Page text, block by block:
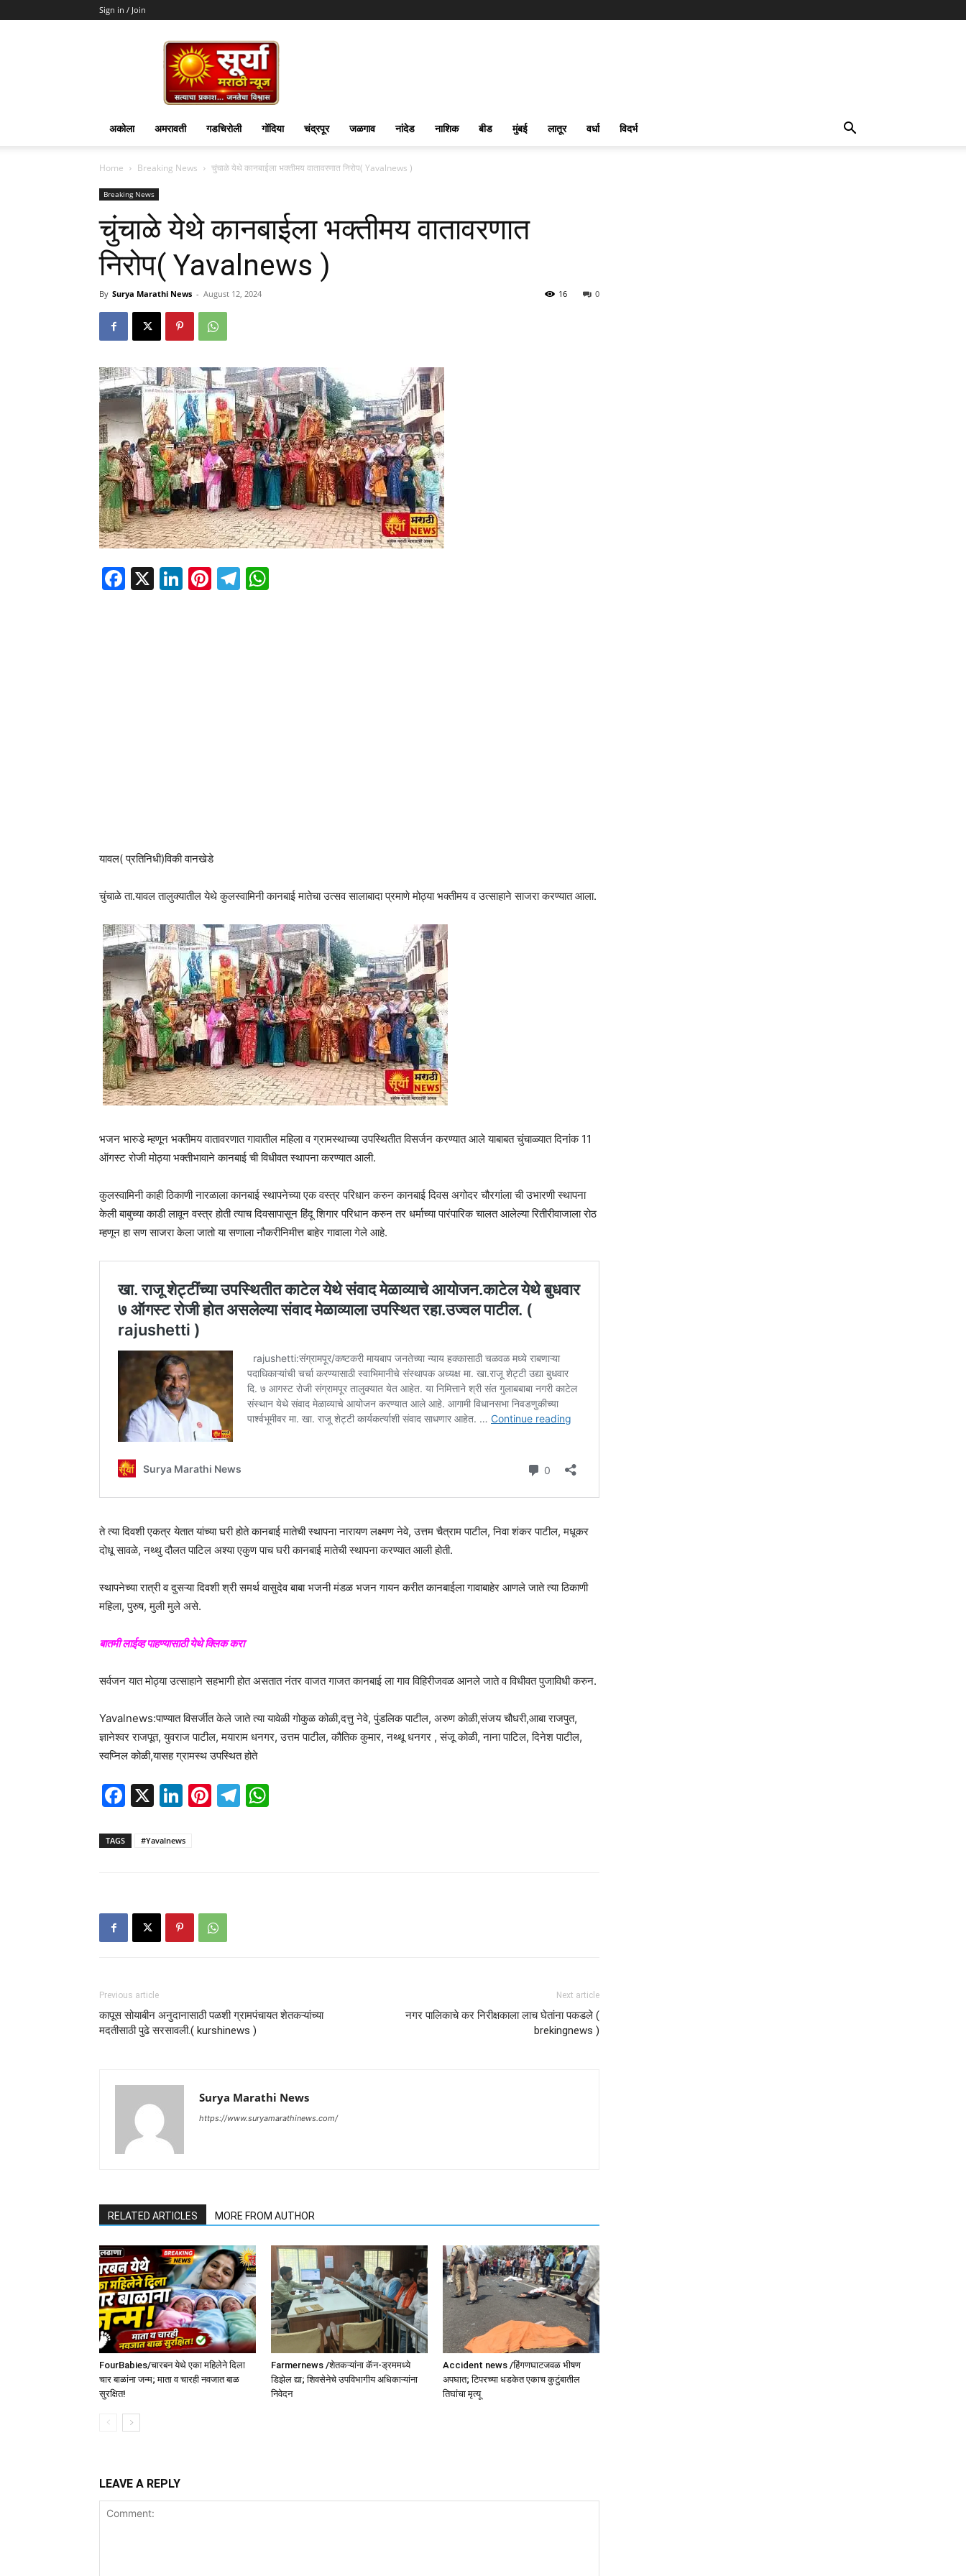
Sign in / Join
Surya
Marathi
News
अकोला अमरावती गडचिरोली गोंदिया चंद्रपूर जळगाव नांदेड नाशिक बीड मुंबई लातूर वर्धा विदर्भ
Home Breaking News चुंचाळे येथे कानबाईला भक्तीमय वातावरणात निरोप( Yavalnews )
Breaking News
चुंचाळे येथे कानबाईला भक्तीमय वातावरणात
निरोप( Yavalnews )
By Surya Marathi News - August 12, 2024 0
16
Facebook
X LinkedIn
Pinterest
Telegram
यावल( प्रतिनिधी)विकी वानखेडे
चुंचाळे ता.यावल तालुक्यातील येथे कुलस्वामिनी कानबाई मातेचा उत्सव सालाबादा प्रमाणे मोठ्या भक्तीमय व उत्साहाने साजरा करण्यात आला.
भजन भारुडे म्हणून भक्तीमय वातावरणात गावातील महिला व ग्रामस्थाच्या उपस्थितीत विसर्जन करण्यात आले याबाबत चुंचाळ्यात दिनांक 11
ऑगस्ट रोजी मोठ्या भक्तीभावाने कानबाई ची विधीवत स्थापना करण्यात आली.
कुलस्वामिनी काही ठिकाणी नारळाला कानबाई स्थापनेच्या एक वस्त्र परिधान करुन कानबाई दिवस अगोदर चौरगांला ची उभारणी स्थापना
केली बाबुच्या काडी लावून वस्त्र होती त्याच दिवसापासून हिंदू शिगार परिधान करुन तर धर्माच्या पारंपारिक चालत आलेल्या रितीरीवाजाला रोठ
म्हणून हा सण साजरा केला जातो या सणाला नौकरीनिमीत्त बाहेर गावाला गेले आहे.
ते त्या दिवशी एकत्र येतात यांच्या घरी होते कानबाई मातेची स्थापना नारायण लक्ष्मण नेवे, उत्तम चैत्राम पाटील, निवा शंकर पाटील, मधूकर
दोधू सावळे, नथ्थु दौलत पाटिल अश्या एकुण पाच घरी कानबाई मातेची स्थापना करण्यात आली होती.
स्थापनेच्या रात्री व दुसऱ्या दिवशी श्री समर्थ वासुदेव बाबा भजनी मंडळ भजन गायन करीत कानबाईला गावाबाहेर आणले जाते त्या ठिकाणी
महिला, पुरुष, मुली मुले असे.
बातमी लाईव्ह पाहण्यासाठी येथे क्लिक करा
सर्वजन यात मोठ्या उत्साहाने सहभागी होत असतात नंतर वाजत गाजत कानबाई ला गाव विहिरीजवळ आनले जाते व विधीवत पुजाविधी करुन.
Yavalnews:पाण्यात विसर्जीत केले जाते त्या यावेळी गोकुळ कोळी,दत्तु नेवे, पुंडलिक पाटील, अरुण कोळी,संजय चौधरी,आबा राजपुत,
ज्ञानेश्वर राजपूत, युवराज पाटील, मयाराम धनगर, उत्तम पाटील, कौतिक कुमार, नथ्थू धनगर , संजू कोळी, नाना पाटिल, दिनेश पाटील,
स्वप्निल कोळी,यासह ग्रामस्थ उपस्थित होते
Facebook
X LinkedIn
Pinterest
Telegram
TAGS #Yavalnews
Previous article
कापूस सोयाबीन अनुदानासाठी पळशी ग्रामपंचायत शेतकऱ्यांच्या
मदतीसाठी पुढे सरसावली.( kurshinews )
Next article
नगर पालिकाचे कर निरीक्षकाला लाच घेतांना पकडले (
brekingnews )
Surya Marathi News
https://www.suryamarathinews.com/
RELATED ARTICLES MORE FROM AUTHOR
FourBabies/चारबन येथे एका महिलेने दिला
चार बाळांना जन्म; माता व चारही नवजात बाळ
सुरक्षित!
Farmernews /शेतकऱ्यांना कॅन-ड्रममध्ये
डिझेल द्या; शिवसेनेचे उपविभागीय अधिकाऱ्यांना
निवेदन
Accident news /हिंगणघाटजवळ भीषण
अपघात; टिपरच्या धडकेत एकाच कुटुंबातील
तिघांचा मृत्यू
LEAVE A REPLY